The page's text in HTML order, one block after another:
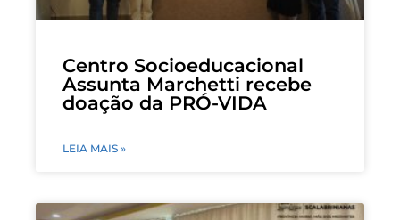
Centro Socioeducacional
Assunta Marchetti recebe
doação da PRÓ-VIDA
LEIA MAIS »